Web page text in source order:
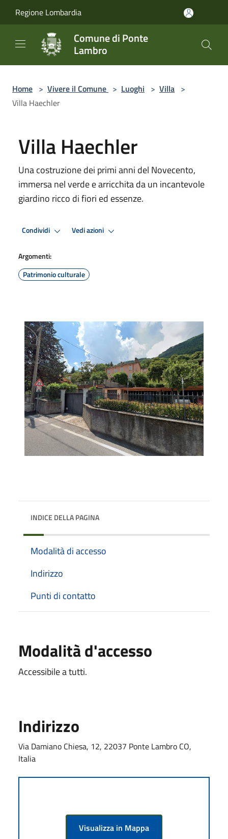
Regione Lombardia
Comune di Ponte
Lambro
Home > Vivere il Comune > Luoghi > Villa >
Villa Haechler
Villa Haechler
Una costruzione dei primi anni del Novecento,
immersa nel verde e arricchita da un incantevole
giardino ricco di fiori ed essenze.
Condividi Vedi azioni
Argomenti:
Patrimonio culturale
INDICE DELLA PAGINA
Modalità di accesso
Indirizzo
Punti di contatto
Modalità d'accesso
Accessibile a tutti.
Indirizzo
Via Damiano Chiesa, 12, 22037 Ponte Lambro CO,
Italia
Visualizza in Mappa